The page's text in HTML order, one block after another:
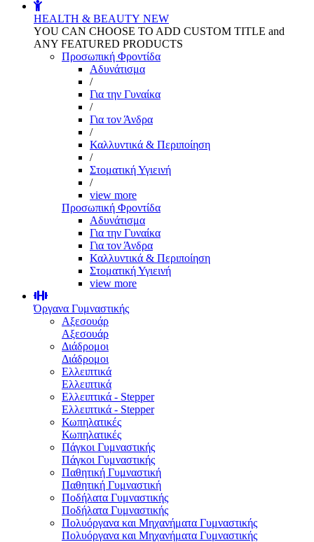
HEALTH & BEAUTY NEW
YOU CAN CHOOSE TO ADD CUSTOM TITLE and
ANY FEATURED PRODUCTS
Προσωπική Φροντίδα
Αδυνάτισμα
/
Για την Γυναίκα
/
Για τον Άνδρα
/
Καλλυντικά & Περιποίηση
/
Στοματική Υγιεινή
/
view more
Προσωπική Φροντίδα
Αδυνάτισμα
Για την Γυναίκα
Για τον Άνδρα
Καλλυντικά & Περιποίηση
Στοματική Υγιεινή
view more
Όργανα Γυμναστικής
Αξεσουάρ
Αξεσουάρ
Διάδρομοι
Διάδρομοι
Ελλειπτικά
Ελλειπτικά
Ελλειπτικά - Stepper
Ελλειπτικά - Stepper
Κωπηλατικές
Κωπηλατικές
Πάγκοι Γυμναστικής
Πάγκοι Γυμναστικής
Παθητική Γυμναστική
Παθητική Γυμναστική
Ποδήλατα Γυμναστικής
Ποδήλατα Γυμναστικής
Πολυόργανα και Μηχανήματα Γυμναστικής
Πολυόργανα και Μηχανήματα Γυμναστικής